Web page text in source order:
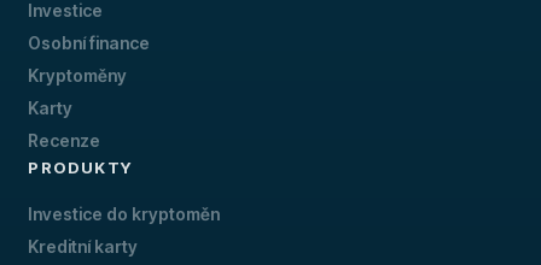
Investice
Osobní finance
Kryptoměny
Karty
Recenze
PRODUKTY
Investice do kryptoměn
Kreditní karty